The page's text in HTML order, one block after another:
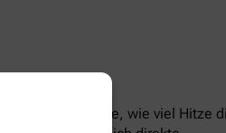
in der Apotheke, wie viel Hitze